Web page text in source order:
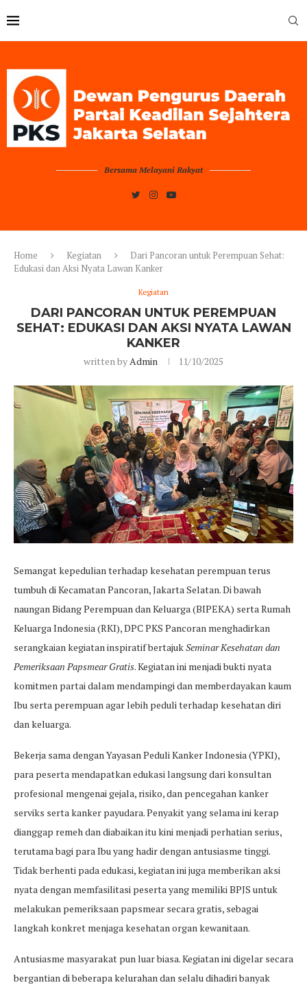
Bersama Melayani Rakyat
Home Kegiatan
Dari Pancoran untuk Perempuan Sehat:
Edukasi dan Aksi Nyata Lawan Kanker
Kegiatan
DARI PANCORAN UNTUK PEREMPUAN
SEHAT: EDUKASI DAN AKSI NYATA LAWAN
KANKER
written byAdmin 11/10/2025
Semangat kepedulian terhadap kesehatan perempuan terus
tumbuh di Kecamatan Pancoran, Jakarta Selatan. Di bawah
naungan Bidang Perempuan dan Keluarga (BIPEKA) serta Rumah
Keluarga Indonesia (RKI), DPC PKS Pancoran menghadirkan
serangkaian kegiatan inspiratif bertajukSeminar Kesehatan dan
Pemeriksaan Papsmear Gratis. Kegiatan ini menjadi bukti nyata
komitmen partai dalam mendampingi dan memberdayakan kaum
Ibu serta perempuan agar lebih peduli terhadap kesehatan diri
dan keluarga.
Bekerja sama dengan Yayasan Peduli Kanker Indonesia (YPKI),
para peserta mendapatkan edukasi langsung dari konsultan
profesional mengenai gejala, risiko, dan pencegahan kanker
serviks serta kanker payudara. Penyakit yang selama ini kerap
dianggap remeh dan diabaikan itu kini menjadi perhatian serius,
terutama bagi para Ibu yang hadir dengan antusiasme tinggi.
Tidak berhenti pada edukasi, kegiatan ini juga memberikan aksi
nyata dengan memfasilitasi peserta yang memiliki BPJS untuk
melakukan pemeriksaan papsmear secara gratis, sebagai
langkah konkret menjaga kesehatan organ kewanitaan.
Antusiasme masyarakat pun luar biasa. Kegiatan ini digelar secara
bergantian di beberapa kelurahan dan selalu dihadiri banyak